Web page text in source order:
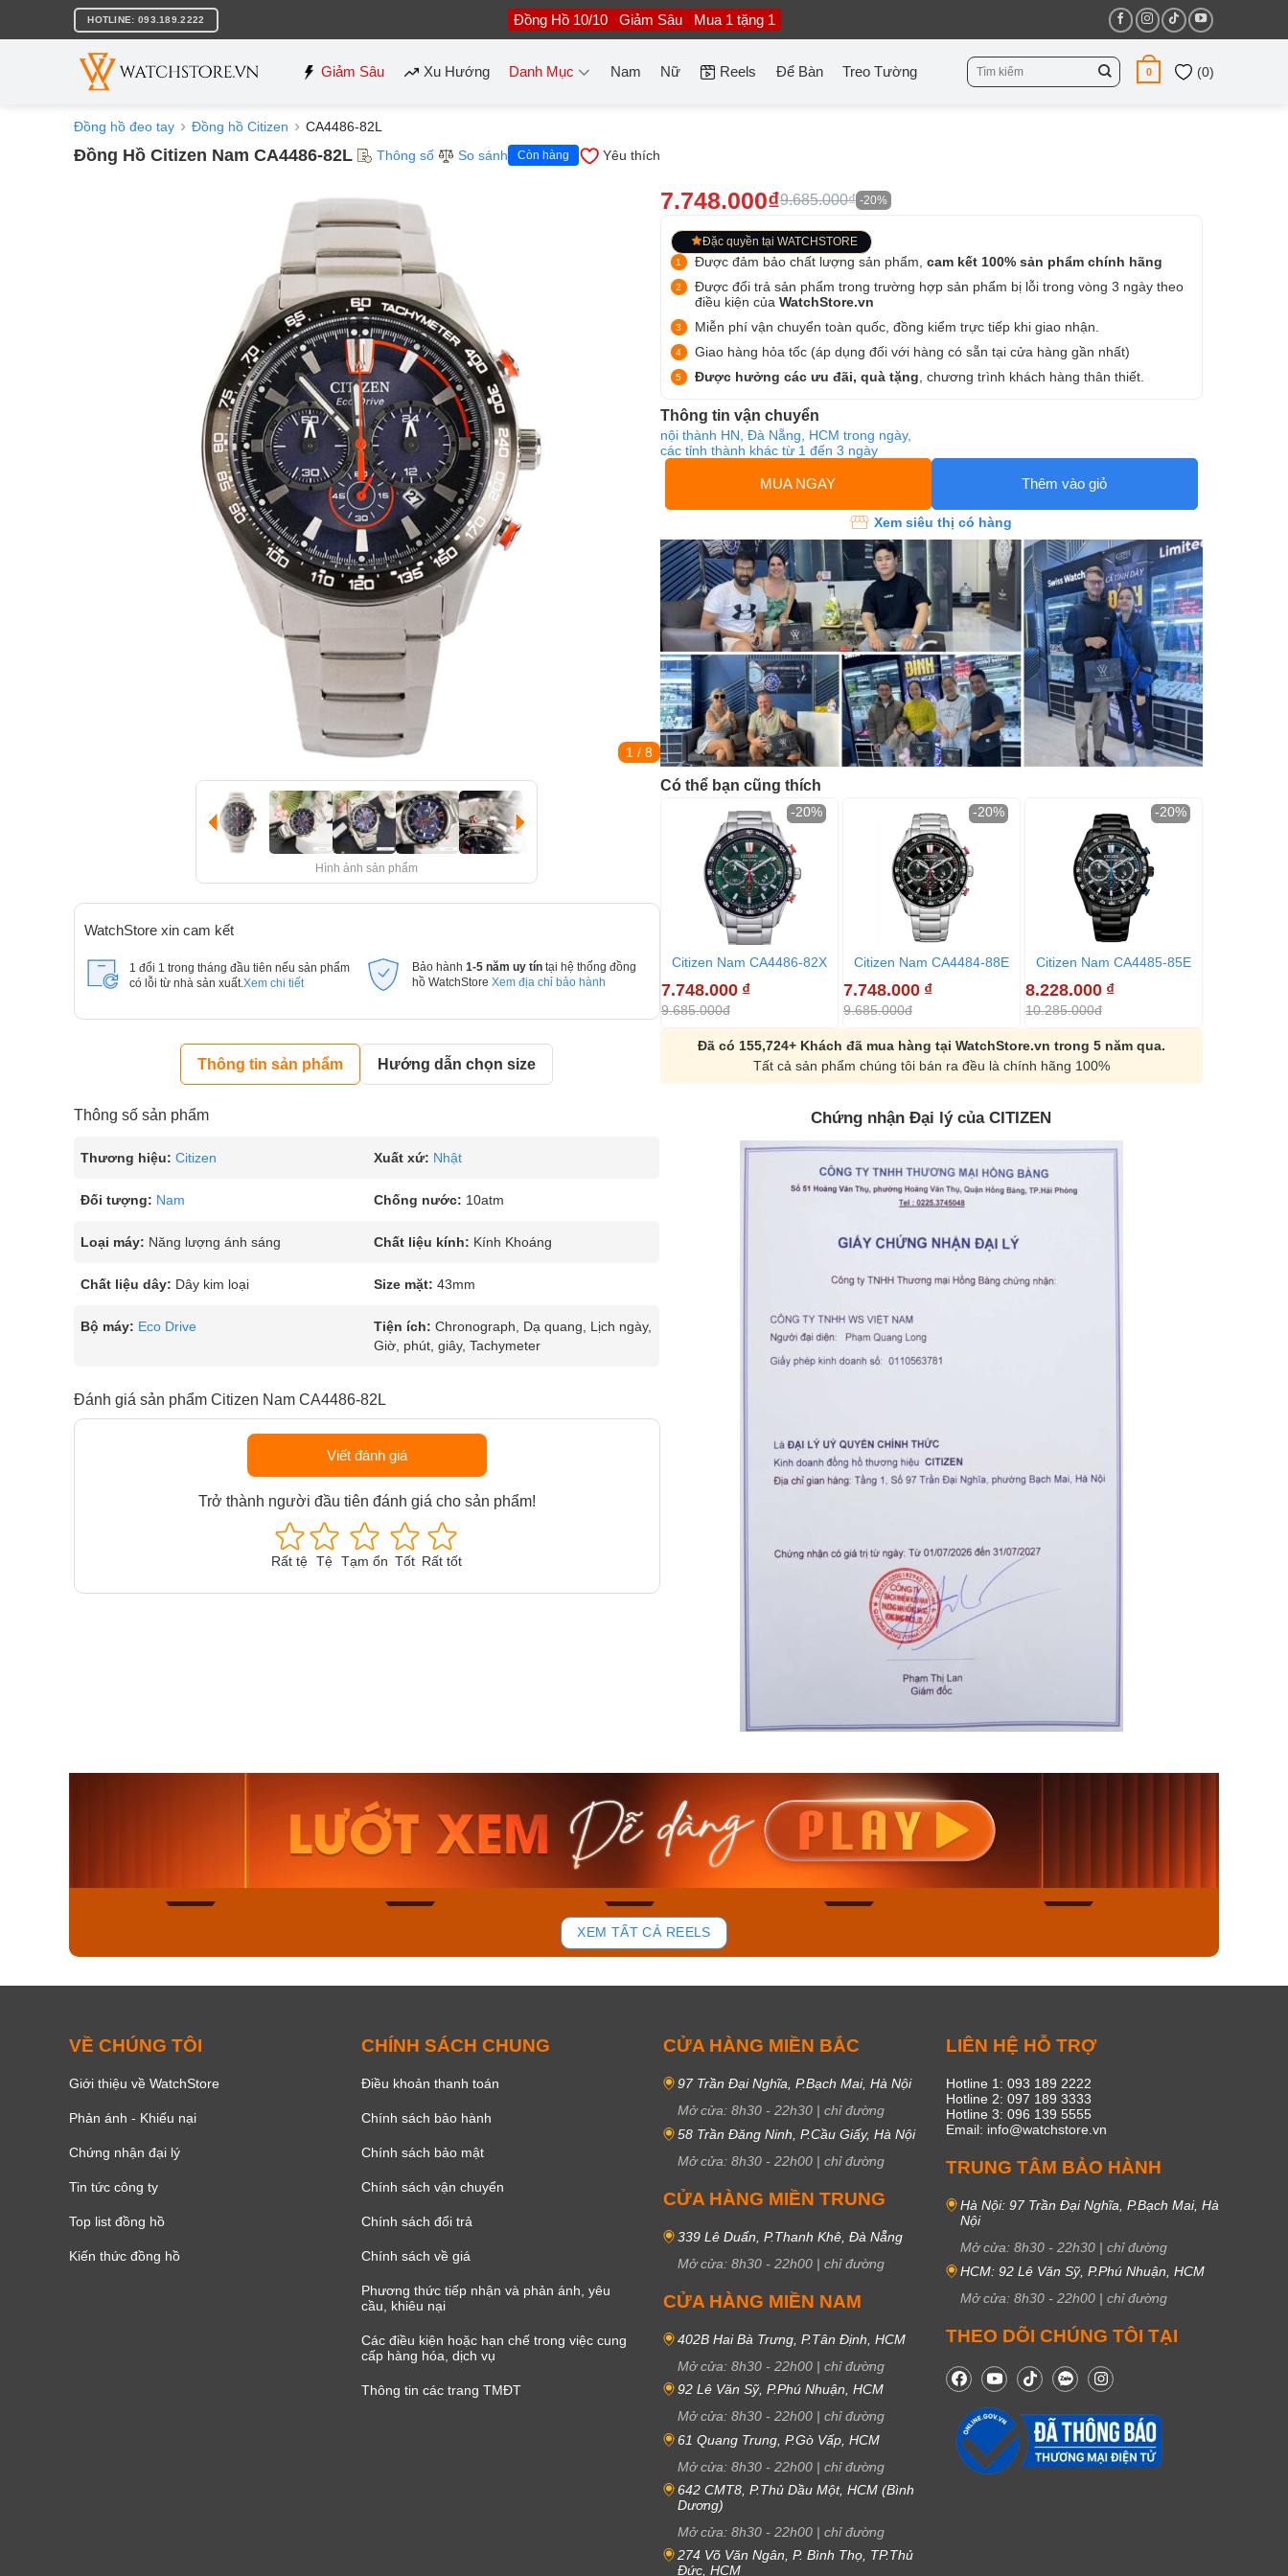
nội
HOTLINE: 093.189.2222 Đồng Hồ 10/10 Giảm Sâu Mua 1 tặng 1
Giảm Sâu Xu Hướng Danh Mục Nam Nữ Reels Để Bàn Treo Tường
Tìm
kiếm:
0 (0)
Đồng hồ đeo tay Đồng hồ Citizen CA4486-82L
Đồng Hồ Citizen Nam CA4486-82L Thông số So sánh Còn hàng Yêu thích
1 / 8
Hình ảnh sản phẩm
WatchStore xin cam kết
1 đổi 1 trong tháng đầu tiên nếu sản phẩm
có lỗi từ nhà sản xuất. Xem chi tiết
Bảo hành 1-5 năm uy tín tại hệ thống đồng
hồ WatchStore Xem địa chỉ bảo hành
Thông tin sản phẩm Hướng dẫn chọn size
Thông số sản phẩm
Thương hiệu: Citizen Xuất xứ: Nhật
Đối tượng: Nam Chống nước: 10atm
Loại máy: Năng lượng ánh sáng Chất liệu kính: Kính Khoáng
Chất liệu dây: Dây kim loại Size mặt: 43mm
Bộ máy: Eco Drive Tiện ích: Chronograph, Dạ quang, Lịch ngày,
Giờ, phút, giây, Tachymeter
Đánh giá sản phẩm Citizen Nam CA4486-82L
Viết đánh giá
Trở thành người đầu tiên đánh giá cho sản phẩm!
Rất tệ Tệ Tạm ổn Tốt Rất tốt
7.748.000₫9.685.000₫ -20%
Đặc quyền tại WATCHSTORE
Được đảm bảo chất lượng sản phẩm, cam kết 100% sản phẩm chính hãng
Được đổi trả sản phẩm trong trường hợp sản phẩm bị lỗi trong vòng 3 ngày theo
điều kiện của WatchStore.vn
Miễn phí vận chuyển toàn quốc, đồng kiểm trực tiếp khi giao nhận.
Giao hàng hỏa tốc (áp dụng đối với hàng có sẵn tại cửa hàng gần nhất)
Được hưởng các ưu đãi, quà tặng , chương trình khách hàng thân thiết.
Thông tin vận chuyển
nội thành HN, Đà Nẵng, HCM trong ngày,
các tỉnh thành khác từ 1 đến 3 ngày
MUA NGAY Thêm vào giỏ
Xem siêu thị có hàng
Có thể bạn cũng thích
Citizen Nam CA4486-82X
7.748.000 ₫
9.685.000đ
-20%
Citizen Nam CA4484-88E
7.748.000 ₫
9.685.000đ
-20%
Citizen Nam CA4485-85E
8.228.000 ₫
10.285.000đ
-20%
Đã có 155,724+ Khách đã mua hàng tại WatchStore.vn trong 5 năm qua.
Tất cả sản phẩm chúng tôi bán ra đều là chính hãng 100%
Chứng nhận Đại lý của CITIZEN
Casio Nam MTS-
115D-1AVDF
2.823.000₫
2.399.550₫
Mua ngay
45
Casio Nam MTS-
RS100L-1AVDF
4.276.000₫
3.634.600₫
Casio Unisex AQ-
230EL-1ADF
2.117.000₫
1.799.450₫
Mua ngay
XEM TẤT CẢ REELS
VỀ CHÚNG TÔI
Giới thiệu về WatchStore
Phản ánh - Khiếu nại
Chứng nhận đại lý
Tin tức công ty
Top list đồng hồ
Kiến thức đồng hồ
CHÍNH SÁCH CHUNG
Điều khoản thanh toán
Chính sách bảo hành
Chính sách bảo mật
Chính sách vận chuyển
Chính sách đổi trả
Chính sách về giá
Phương thức tiếp nhận và phản ánh, yêu
cầu, khiêu nại
Các điều kiện hoặc hạn chế trong việc cung
cấp hàng hóa, dịch vụ
Thông tin các trang TMĐT
CỬA HÀNG MIỀN BẮC
97 Trần Đại Nghĩa, P.Bạch Mai, Hà Nội
Mở cửa: 8h30 - 22h30 | chỉ đường
58 Trần Đăng Ninh, P.Cầu Giấy, Hà Nội
Mở cửa: 8h30 - 22h00 | chỉ đường
CỬA HÀNG MIỀN TRUNG
339 Lê Duẩn, P.Thanh Khê, Đà Nẵng
Mở cửa: 8h30 - 22h00 | chỉ đường
CỬA HÀNG MIỀN NAM
402B Hai Bà Trưng, P.Tân Định, HCM
Mở cửa: 8h30 - 22h00 | chỉ đường
92 Lê Văn Sỹ, P.Phú Nhuận, HCM
Mở cửa: 8h30 - 22h00 | chỉ đường
61 Quang Trung, P.Gò Vấp, HCM
Mở cửa: 8h30 - 22h00 | chỉ đường
642 CMT8, P.Thủ Dầu Một, HCM (Bình
Dương)
Mở cửa: 8h30 - 22h00 | chỉ đường
274 Võ Văn Ngân, P. Bình Thọ, TP.Thủ
Đức, HCM
LIÊN HỆ HỖ TRỢ
Hotline 1: 093 189 2222
Hotline 2: 097 189 3333
Hotline 3: 096 139 5555
Email: info@watchstore.vn
TRUNG TÂM BẢO HÀNH
Hà Nội: 97 Trần Đại Nghĩa, P.Bạch Mai, Hà
Nội
Mở cửa: 8h30 - 22h30 | chỉ đường
HCM: 92 Lê Văn Sỹ, P.Phú Nhuận, HCM
Mở cửa: 8h30 - 22h00 | chỉ đường
THEO DÕI CHÚNG TÔI TẠI